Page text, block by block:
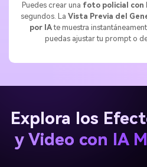
Puedes crear una foto policial con
segundos. La Vista Previa del
por IAte muestra
puedas ajustar tu prompt o
Explora los
y Video con IA